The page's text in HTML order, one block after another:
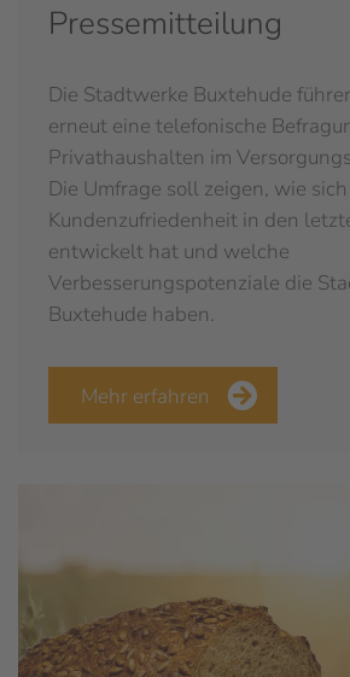
Pressemitteilung
Die Stadtwerke Buxtehude
erneut eine telefonische
Privathaushalten im
Die Umfrage soll zeigen, wie
Kundenzufriedenheit in den
entwickelt hat und welche
Verbesserungspotenziale die
Buxtehude haben.
Mehr erfahren